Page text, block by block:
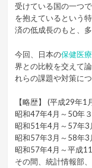
受けている国の一つ
を抱えているという
済の低成長のもと、
今回、日本の保健医療
界との比較を交えて
れらの課題や対策に
【略歴】(平成29年1
昭和47年4月～50年
昭和51年4月～57年3
昭和57年3月～58年3
昭和57年4月～平成
その間、統計情報部